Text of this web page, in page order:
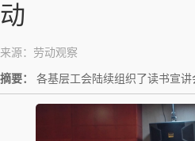
动
来源：劳动观察
摘要： 各基层工会陆续组织了读书宣